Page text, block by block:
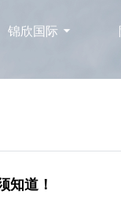
锦欣国际
知道！